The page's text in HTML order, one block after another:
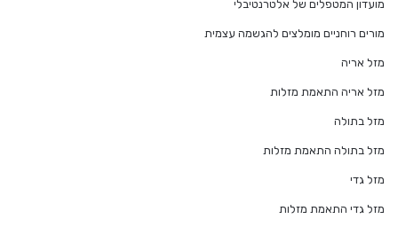
מועדון המטפלים של אלטרנטיבלי
מורים רוחניים מומלצים להגשמה עצמית
מזל אריה
מזל אריה התאמת מזלות
מזל בתולה
מזל בתולה התאמת מזלות
מזל גדי
מזל גדי התאמת מזלות